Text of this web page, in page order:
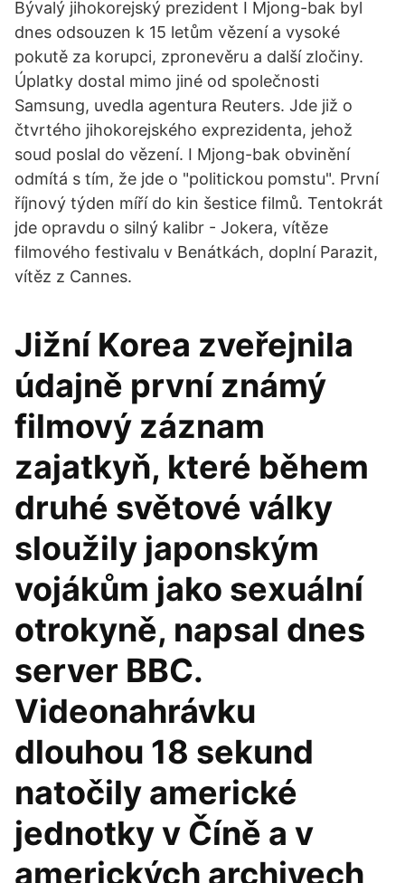
Bývalý jihokorejský prezident I Mjong-bak byl
dnes odsouzen k 15 letům vězení a vysoké
pokutě za korupci, zpronevěru a další zločiny.
Úplatky dostal mimo jiné od společnosti
Samsung, uvedla agentura Reuters. Jde již o
čtvrtého jihokorejského exprezidenta, jehož
soud poslal do vězení. I Mjong-bak obvinění
odmítá s tím, že jde o "politickou pomstu". První
říjnový týden míří do kin šestice filmů. Tentokrát
jde opravdu o silný kalibr - Jokera, vítěze
filmového festivalu v Benátkách, doplní Parazit,
vítěz z Cannes.
Jižní Korea zveřejnila
údajně první známý
filmový záznam
zajatkyň, které během
druhé světové války
sloužily japonským
vojákům jako sexuální
otrokyně, napsal dnes
server BBC.
Videonahrávku
dlouhou 18 sekund
natočily americké
jednotky v Číně a v
amerických archivech